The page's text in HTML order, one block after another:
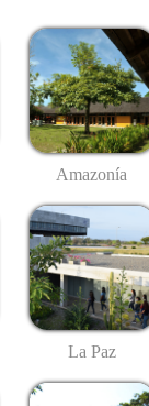
Amazonía
La Paz